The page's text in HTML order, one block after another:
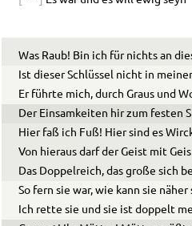
Was Raub! Bin ich für nichts an
Ist dieser Schlüssel nicht in
Er führte mich, durch Graus und
Der Einsamkeiten hir zum festen
Hier faß ich Fuß! Hier sind es
Von hieraus darf der Geist mit
Das Doppelreich, das große sich
So fern sie war, wie kann sie näher
Ich rette sie und sie ist doppelt